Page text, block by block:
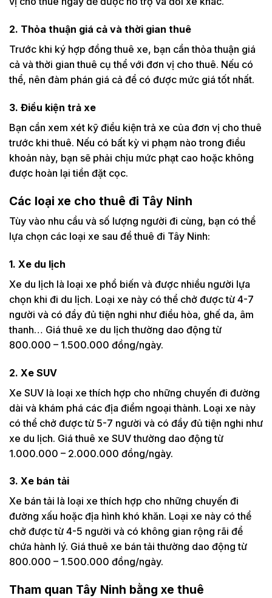
2. Thỏa thuận giá cả và thời gian thuê
Trước khi ký hợp đồng thuê xe, bạn cần thỏa thuận giá
cả và thời gian thuê cụ thể với đơn vị cho thuê. Nếu có
thể, nên đàm phán giá cả để có được mức giá tốt nhất.
3. Điều kiện trả xe
Bạn cần xem xét kỹ điều kiện trả xe của đơn vị cho thuê
trước khi thuê. Nếu có bất kỳ vi phạm nào trong điều
khoản này, bạn sẽ phải chịu mức phạt cao hoặc không
được hoàn lại tiền đặt cọc.
Các loại xe cho thuê đi Tây Ninh
Tùy vào nhu cầu và số lượng người đi cùng, bạn có thể
lựa chọn các loại xe sau để thuê đi Tây Ninh:
1. Xe du lịch
Xe du lịch là loại xe phổ biến và được nhiều người lựa
chọn khi đi du lịch. Loại xe này có thể chở được từ 4-7
người và có đầy đủ tiện nghi như điều hòa, ghế da, âm
thanh… Giá thuê xe du lịch thường dao động từ
800.000 – 1.500.000 đồng/ngày.
2. Xe SUV
Xe SUV là loại xe thích hợp cho những chuyến đi đường
dài và khám phá các địa điểm ngoại thành. Loại xe này
có thể chở được từ 5-7 người và có đầy đủ tiện nghi như
xe du lịch. Giá thuê xe SUV thường dao động từ
1.000.000 – 2.000.000 đồng/ngày.
3. Xe bán tải
Xe bán tải là loại xe thích hợp cho những chuyến đi
đường xấu hoặc địa hình khó khăn. Loại xe này có thể
chở được từ 4-5 người và có không gian rộng rãi để
chứa hành lý. Giá thuê xe bán tải thường dao động từ
800.000 – 1.500.000 đồng/ngày.
Tham quan Tây Ninh bằng xe thuê